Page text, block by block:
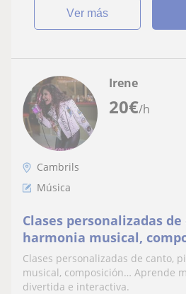
ver más
20€/h
Irene
Cambrils
Música
Clases personalizadas
harmonia musical,
música de manera
Clases personalizadas de canto,
musical, composición… Aprende
divertida e interactiva.